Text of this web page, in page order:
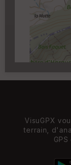
Carroyage
zoom 14)
VisuGPX
terrain,